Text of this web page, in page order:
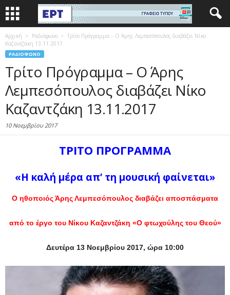
Αρχική Ραδιόφωνο
Τρίτο Πρόγραμμα – Ο Άρης Λεμπεσόπουλος διαβάζει Νίκο
Καζαντζάκη 13.11.2017
ΡΑΔΙΌΦΩΝΟ
Τρίτο Πρόγραμμα – Ο Άρης
Λεμπεσόπουλος διαβάζει Νίκο
Καζαντζάκη 13.11.2017
10 Νοεμβρίου 2017
ΤΡΙΤΟ ΠΡΟΓΡΑΜΜΑ
«Η καλή μέρα απ’ τη μουσική φαίνεται»
Ο ηθοποιός Άρης Λεμπεσόπουλος διαβάζει αποσπάσματα
από το έργο του Νίκου Καζαντζάκη «Ο φτωχούλης του Θεού»
Δευτέρα 13 Νοεμβρίου 2017, ώρα 10:00